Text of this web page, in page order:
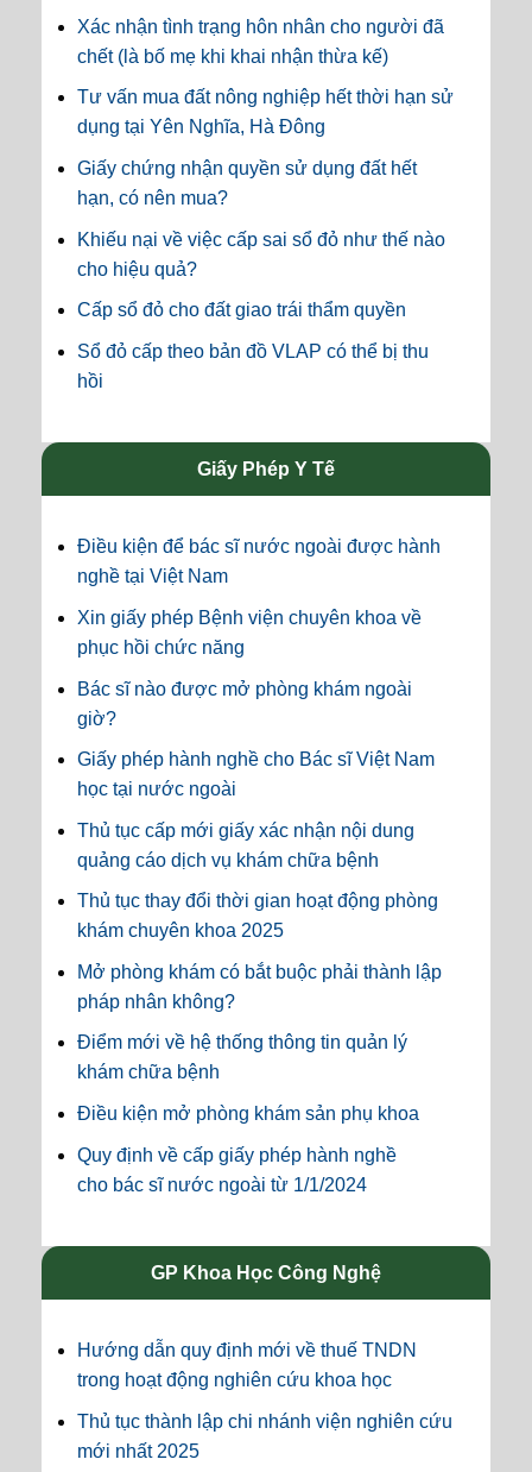
Xác nhận tình trạng hôn nhân cho người đã
chết (là bố mẹ khi khai nhận thừa kế)
Tư vấn mua đất nông nghiệp hết thời hạn sử
dụng tại Yên Nghĩa, Hà Đông
Giấy chứng nhận quyền sử dụng đất hết
hạn, có nên mua?
Khiếu nại về việc cấp sai sổ đỏ như thế nào
cho hiệu quả?
Cấp sổ đỏ cho đất giao trái thẩm quyền
Sổ đỏ cấp theo bản đồ VLAP có thể bị thu
hồi
Giấy Phép Y Tế
Điều kiện để bác sĩ nước ngoài được hành
nghề tại Việt Nam
Xin giấy phép Bệnh viện chuyên khoa về
phục hồi chức năng
Bác sĩ nào được mở phòng khám ngoài
giờ?
Giấy phép hành nghề cho Bác sĩ Việt Nam
học tại nước ngoài
Thủ tục cấp mới giấy xác nhận nội dung
quảng cáo dịch vụ khám chữa bệnh
Thủ tục thay đổi thời gian hoạt động phòng
khám chuyên khoa 2025
Mở phòng khám có bắt buộc phải thành lập
pháp nhân không?
Điểm mới về hệ thống thông tin quản lý
khám chữa bệnh
Điều kiện mở phòng khám sản phụ khoa
Quy định về cấp giấy phép hành nghề
cho bác sĩ nước ngoài từ 1/1/2024
GP Khoa Học Công Nghệ
Hướng dẫn quy định mới về thuế TNDN
trong hoạt động nghiên cứu khoa học
Thủ tục thành lập chi nhánh viện nghiên cứu
mới nhất 2025